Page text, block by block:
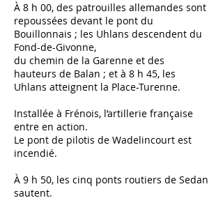
À 8 h 00, des patrouilles allemandes sont
repoussées devant le pont du
Bouillonnais ; les Uhlans descendent du
Fond-de-Givonne,
du chemin de la Garenne et des
hauteurs de Balan ; et à 8 h 45, les
Uhlans atteignent la Place-Turenne.
Installée à Frénois, l’artillerie française
entre en action.
Le pont de pilotis de Wadelincourt est
incendié.
À 9 h 50, les cinq ponts routiers de Sedan
sautent.